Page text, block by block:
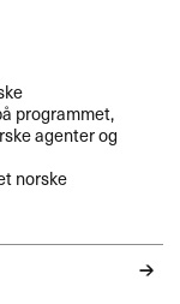
programmet,
agenter og
norske